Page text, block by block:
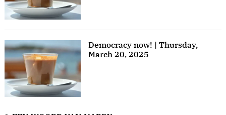
Democracy now! | Thursday,
March 20, 2025